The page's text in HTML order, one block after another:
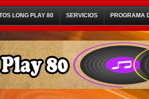
LONG PLAY 80 SERVICIOS PROGRAMA